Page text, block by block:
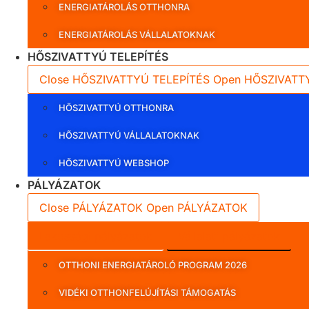
ENERGIATÁROLÁS OTTHONRA
ENERGIATÁROLÁS VÁLLALATOKNAK
HŐSZIVATTYÚ TELEPÍTÉS
Close HŐSZIVATTYÚ TELEPÍTÉS Open
HŐSZIVATTYÚ OTTHONRA
HŐSZIVATTYÚ VÁLLALATOKNAK
HŐSZIVATTYÚ WEBSHOP
PÁLYÁZATOK
Close PÁLYÁZATOK Open PÁLYÁZATOK
OTTHONI ENERGIATÁROLÓ PROGRAM 2026
VIDÉKI OTTHONFELÚJÍTÁSI TÁMOGATÁS